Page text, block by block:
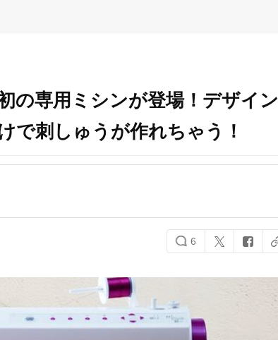
の専用ミシンが登場！デザイン
で刺しゅうが作れちゃう！
6